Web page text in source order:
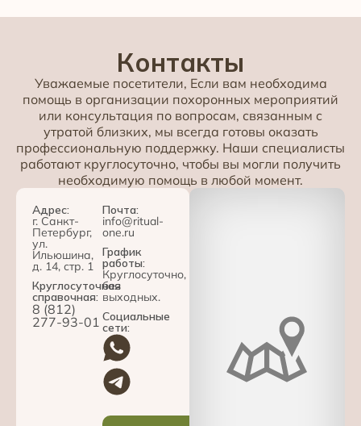
Контакты
Уважаемые посетители, Если вам необходима
помощь в организации похоронных мероприятий
или консультация по вопросам, связанным с
утратой близких, мы всегда готовы оказать
профессиональную поддержку. Наши специалисты
работают круглосуточно, чтобы вы могли получить
необходимую помощь в любой момент.
Адрес:
г. Санкт-
Петербург,
ул.
Ильюшина,
д. 14, стр. 1
Круглосуточная
справочная:
8 (812)
277-93-01
Почта:
info@ritual-
one.ru
График
работы:
Круглосуточно,
без
выходных.
Социальные
сети: